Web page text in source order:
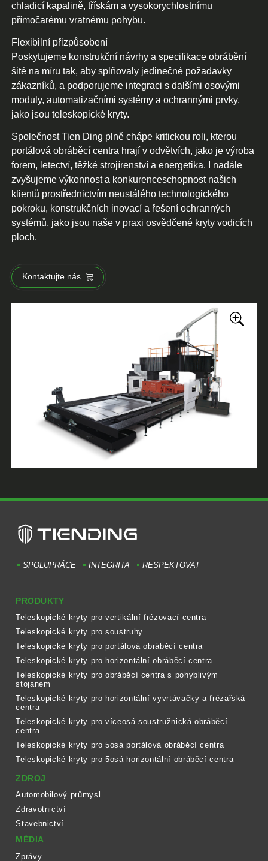
chladicí kapalině, třískám a vysokorychlostnímu
přímočarému vratnému pohybu.
Flexibilní přizpůsobení
Poskytujeme konstrukční návrhy a specifikace obrábění
šité na míru tak, aby splňovaly jedinečné požadavky
zákazníků, a podporujeme integraci s dalšími osovými
moduly, automatizačními systémy a ochrannými prvky,
jako jsou teleskopické kryty.
Společnost Tien Ding plně chápe kritickou roli, kterou
portálová obráběcí centra hrají v odvětvích, jako je výroba
forem, letectví, těžké strojírenství a energetika. I nadále
zvyšujeme výkonnost a konkurenceschopnost našich
klientů prostřednictvím neustálého technologického
pokroku, konstrukčních inovací a řešení ochranných
systémů, jako jsou naše v praxi osvědčené kryty vodicích
ploch.
Kontaktujte nás
SPOLUPRÁCE INTEGRITA RESPEKTOVAT
PRODUKTY
Teleskopické kryty pro vertikální frézovací centra
Teleskopické kryty pro soustruhy
Teleskopické kryty pro portálová obráběcí centra
Teleskopické kryty pro horizontální obráběcí centra
Teleskopické kryty pro obráběcí centra s pohyblivým
stojanem
Teleskopické kryty pro horizontální vyvrtávačky a frézařská
centra
Teleskopické kryty pro víceosá soustružnická obráběcí
centra
Teleskopické kryty pro 5osá portálová obráběcí centra
Teleskopické kryty pro 5osá horizontální obráběcí centra
ZDROJ
Automobilový průmysl
Zdravotnictví
Stavebnictví
MÉDIA
Zprávy